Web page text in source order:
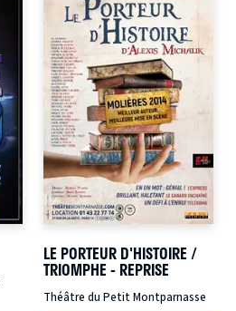
LE PORTEUR D'HISTOIRE /
TRIOMPHE - REPRISE
Théâtre du Petit Montparnasse